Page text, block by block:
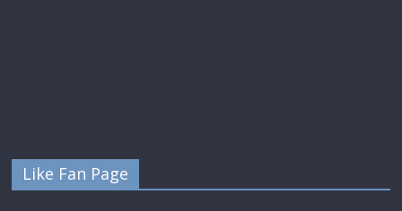
Like Fan Page